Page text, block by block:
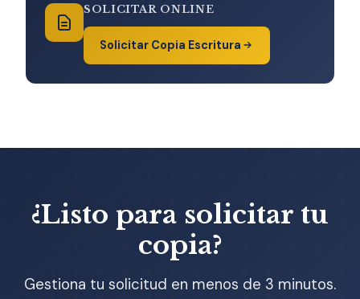
SOLICITAR ONLINE
Solicitar Copia Escritura
¿Listo para solicitar tu
copia?
Gestiona tu solicitud en menos de 3 minutos.